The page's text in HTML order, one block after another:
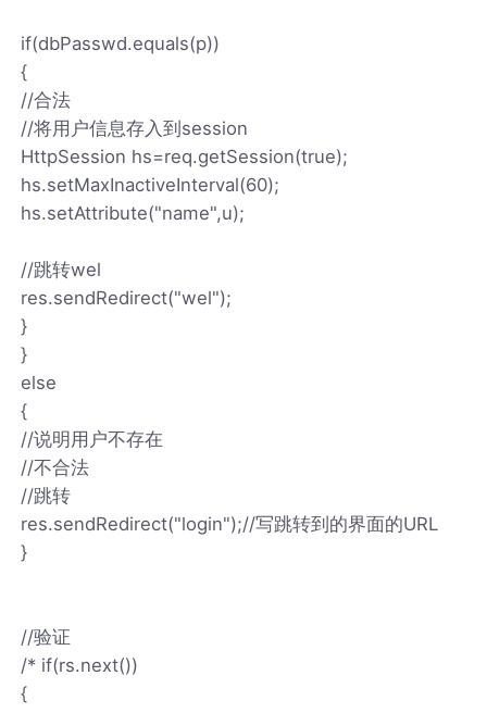
if(dbPasswd.equals(p))
{
//合法
//将用户信息存入到session
HttpSession hs=req.getSession(true);
hs.setMaxInactiveInterval(60);
hs.setAttribute("name",u);
//跳转wel
res.sendRedirect("wel");
}
}
else
{
//说明用户不存在
//不合法
//跳转
res.sendRedirect("login");//写跳转到的界面的URL
}
//验证
/* if(rs.next())
{